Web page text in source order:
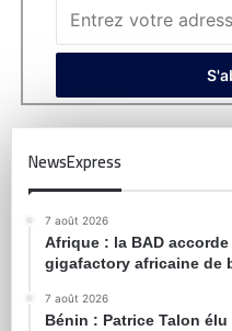
NewsExpress
7 août 2026
Afrique : la BAD
gigafactory africaine de
7 août 2026
Bénin : Patrice Talon